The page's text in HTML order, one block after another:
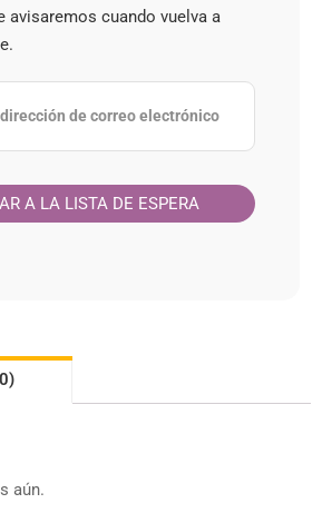
avisaremos cuando vuelva a
aún.